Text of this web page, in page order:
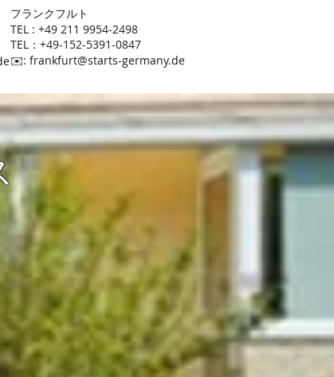
​フランクフルト
TEL : +49 211 9954-2498
TEL：+49-152-5391-0847
​✉️: frankfurt@starts-germany.de